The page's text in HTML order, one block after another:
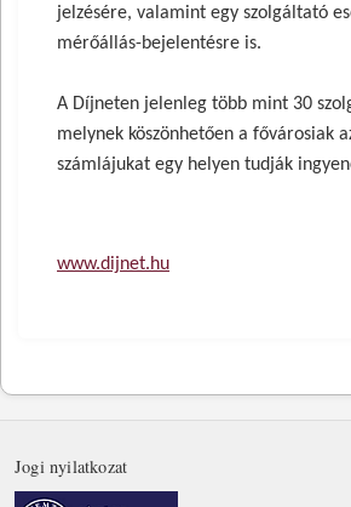
jelzésére, valamint egy szolgáltató
mérőállás-bejelentésre is.
A Díjneten jelenleg több mint 30
melynek köszönhetően a fővárosiak
számlájukat egy helyen tudják
www.dijnet.hu
Jogi nyilatkozat